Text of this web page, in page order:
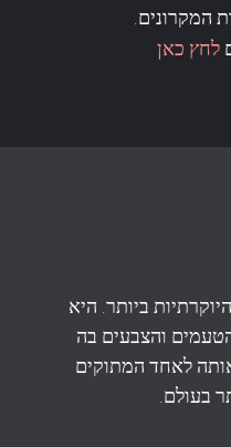
המקרונים.
לחץ כאן
ביותר. היא
והצבעים בה
לאחד המתוקים
בעולם.